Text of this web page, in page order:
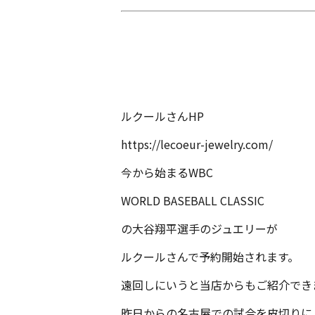
ルクールさんHP
https://lecoeur-jewelry.com/
今から始まるWBC
WORLD BASEBALL CLASSIC
の大谷翔平選手のジュエリーが
ルクールさんで予約開始されます。
遠回しにいうと当店からもご紹介でき